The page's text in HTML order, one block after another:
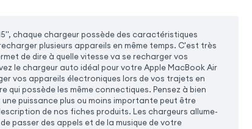
chaque chargeur possède des caractéristiques
plusieurs appareils en même temps. C'est très
de dire à quelle vitesse va se recharger vos
le chargeur auto idéal pour votre Apple MacBook Air
vos appareils électroniques lors de vos trajets en
possède les même connectiques. Pensez à bien
puissance plus ou moins importante peut être
de nos fiches produits. Les chargeurs allume-
passer des appels et de la musique de votre